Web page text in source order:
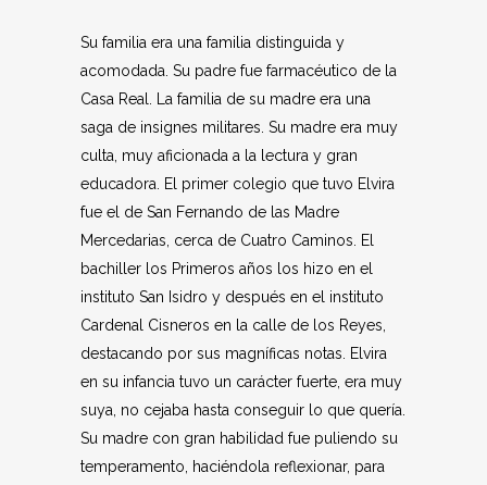
Su familia era una familia distinguida y
acomodada. Su padre fue farmacéutico de la
Casa Real. La familia de su madre era una
saga de insignes militares. Su madre era muy
culta, muy aficionada a la lectura y gran
educadora. El primer colegio que tuvo Elvira
fue el de San Fernando de las Madre
Mercedarias, cerca de Cuatro Caminos. El
bachiller los Primeros años los hizo en el
instituto San Isidro y después en el instituto
Cardenal Cisneros en la calle de los Reyes,
destacando por sus magníficas notas. Elvira
en su infancia tuvo un carácter fuerte, era muy
suya, no cejaba hasta conseguir lo que quería.
Su madre con gran habilidad fue puliendo su
temperamento, haciéndola reflexionar, para